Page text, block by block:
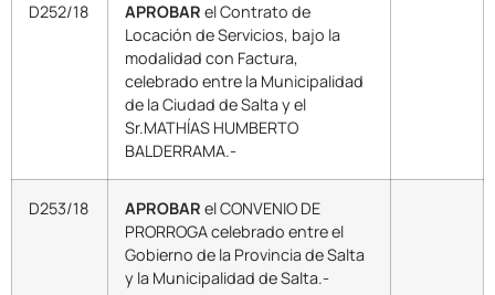
D252/18 APROBAR el Contrato de
Locación de Servicios, bajo la
modalidad con Factura,
celebrado entre la Municipalidad
de la Ciudad de Salta y el
Sr.MATHÍAS HUMBERTO
BALDERRAMA.-
D253/18 APROBAR el CONVENIO DE
PRORROGA celebrado entre el
Gobierno de la Provincia de Salta
y la Municipalidad de Salta.-